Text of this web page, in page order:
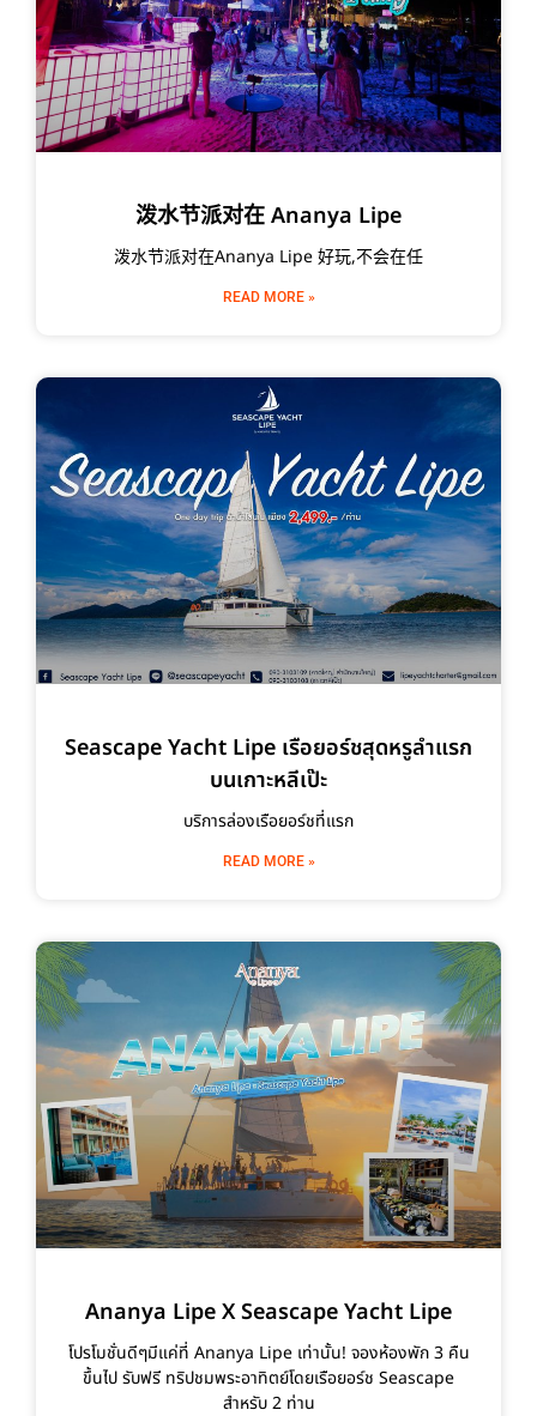
泼水节派对在 Ananya Lipe
泼水节派对在Ananya Lipe 好玩,不会在任
READ MORE »
Seascape Yacht Lipe เรือยอร์ชสุดหรูลำแรก
บนเกาะหลีเป๊ะ
บริการล่องเรือยอร์ชที่แรก
READ MORE »
Ananya Lipe X Seascape Yacht Lipe
โปรโมชั่นดีๆมีแค่ที่ Ananya Lipe เท่านั้น! จองห้องพัก 3 คืน
ขึ้นไป รับฟรี ทริปชมพระอาทิตย์โดยเรือยอร์ช Seascape
สำหรับ 2 ท่าน